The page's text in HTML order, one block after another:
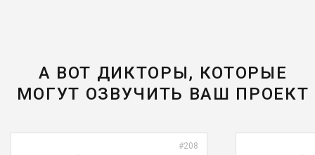
А ВОТ ДИКТОРЫ, КОТОРЫЕ
МОГУТ ОЗВУЧИТЬ ВАШ ПРОЕКТ
#208